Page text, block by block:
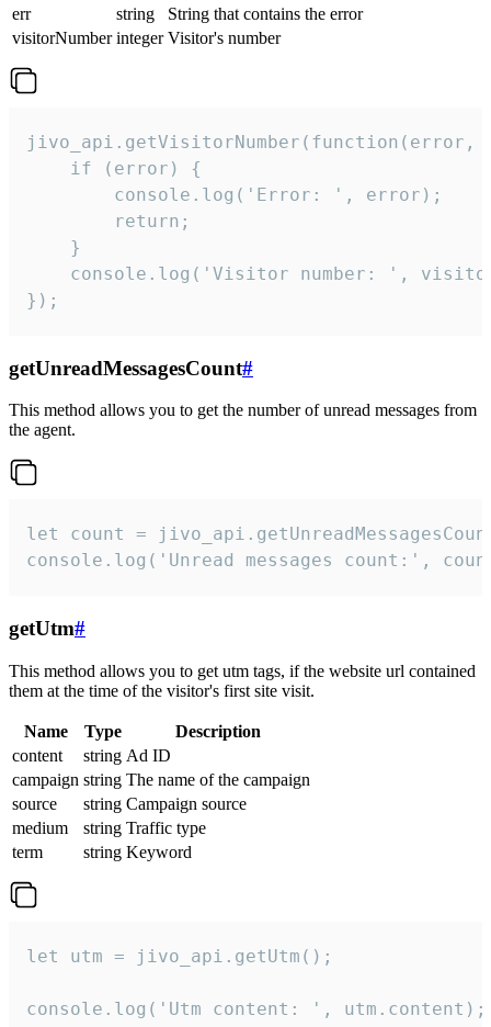
err
string
String that contains the error
visitorNumber integer Visitor's number
jivo_api.getVisitorNumber(function(error,
    if (error) {
        console.log('Error: ', error);
        return;
    }
console.log('Visitor number: ',
});
getUnreadMessagesCount#
This method allows you to get the number of unread messages from
the agent.
let count =
console.log('Unread messages count:',
getUtm#
This method allows you to get utm tags, if the website url contained
them at the time of the visitor's first site visit.
Name Type
Description
content
string Ad ID
campaign string The name of the campaign
source
string Campaign source
medium
string Traffic type
term
string Keyword
let utm = jivo_api.getUtm();
console.log('Utm content: ', utm.content);